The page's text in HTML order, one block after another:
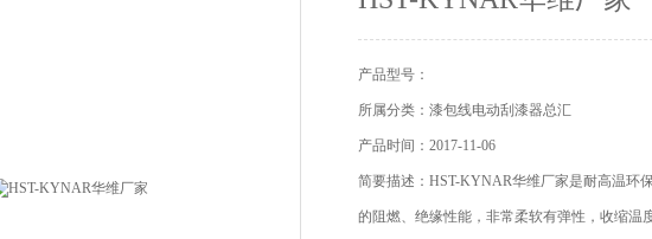
产品型号：
所属分类：漆包线电动刮漆器总汇
产品时间：2017-11-06
简要描述：HST-KYNAR华维厂家是耐高温环
的阻燃、绝缘性能，非常柔软有弹性，收缩温